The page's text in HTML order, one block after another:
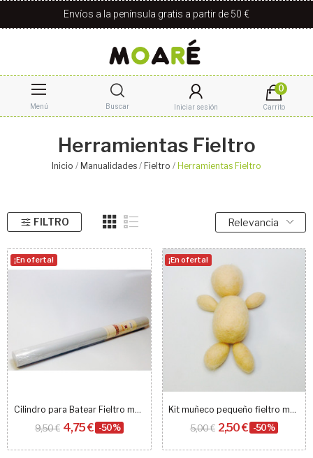
Envíos a la península gratis a partir de 50 €
Menú Buscar Iniciar sesión
0
Carrito
Herramientas Fieltro
Inicio Manualidades Fieltro Herramientas Fieltro
FILTRO Relevancia
¡En oferta!
Cilindro para Batear Fieltro mojado Felthu...
9,50 € 4,75 € -50%
¡En oferta!
Kit muñeco pequeño fieltro moldeable
5,00 € 2,50 € -50%